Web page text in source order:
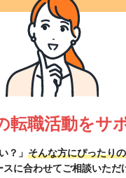
転職活動をサ
？」 そんな方にぴったり
に合わせてご相談いただ